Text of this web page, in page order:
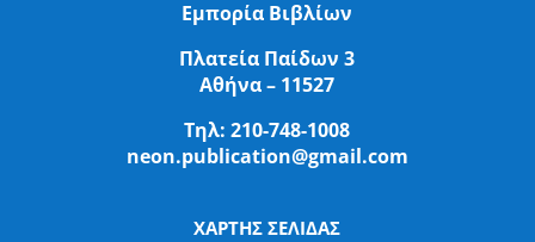
Εμπορία Βιβλίων
Πλατεία Παίδων 3
Αθήνα – 11527
Τηλ:210-748-1008
neon.publication@gmail.com
ΧΑΡΤΗΣ ΣΕΛΙΔΑΣ